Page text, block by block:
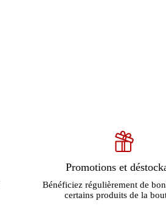
Promotions et
Bénéficiez régulièrement de
certains produits de la